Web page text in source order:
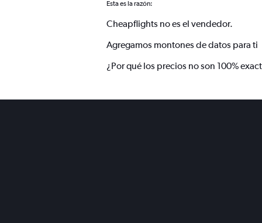
Esta es la razón:
Cheapflights no es el vendedor.
Agregamos montones de datos para ti
¿Por qué los precios no son 100%